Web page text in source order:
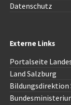
Datenschutz
Externe Links
Portalseite
Land Salzburg
Bildungsdirektion